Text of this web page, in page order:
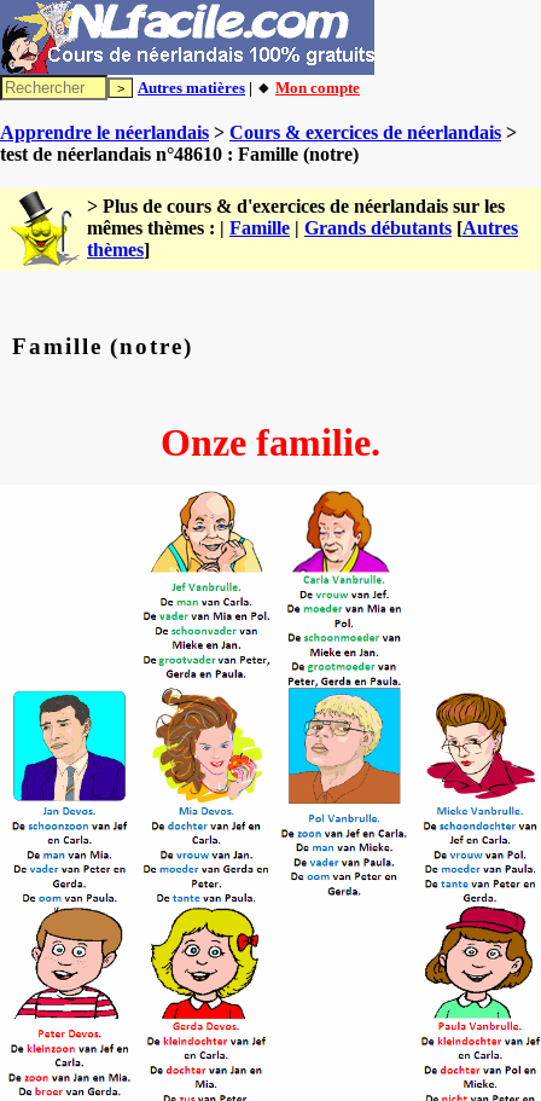
Autres matières | 🔸 Mon compte
Apprendre le néerlandais > Cours & exercices de néerlandais >
test de néerlandais n°48610 : Famille (notre)
> Plus de cours & d'exercices de néerlandais sur les
mêmes thèmes : | Famille | Grands débutants [Autres
thèmes]
Famille (notre)
Onze familie.